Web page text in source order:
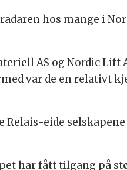
hos mange i
AS og Nordic Lift
var de en relativt
eide
har fått tilgang på